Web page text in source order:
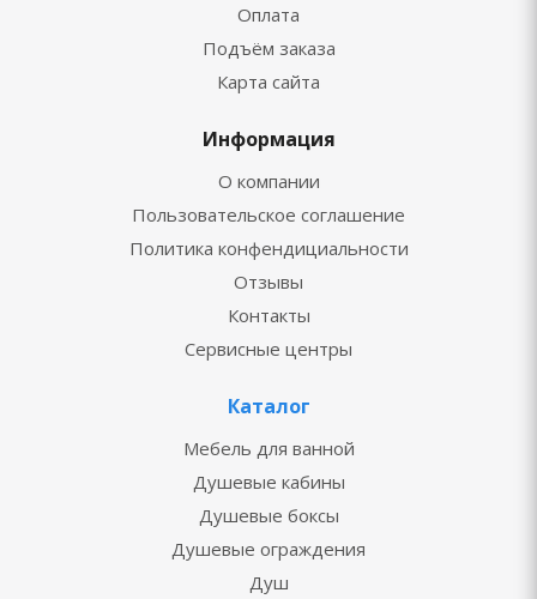
Оплата
Подъём заказа
Карта сайта
Информация
О компании
Пользовательское соглашение
Политика конфендициальности
Отзывы
Контакты
Сервисные центры
Каталог
Мебель для ванной
Душевые кабины
Душевые боксы
Душевые ограждения
Душ